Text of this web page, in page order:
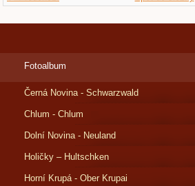
Fotoalbum
Černá Novina - Schwarzwald
Chlum - Chlum
Dolní Novina - Neuland
Holičky – Hultschken
Horní Krupá - Ober Krupai